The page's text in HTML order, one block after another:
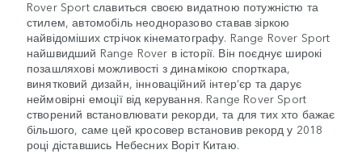
Rover Sport славиться своєю видатною потужністю та
стилем, автомобіль неодноразово ставав зіркою
найвідоміших стрічок кінематографу. Range Rover Sport
найшвидший Range Rover в історії. Він поєднує широкі
позашляхові можливості з динамікою спорткара,
винятковий дизайн, інноваційний інтер’єр та дарує
неймовірні емоції від керування. Range Rover Sport
створений встановлювати рекорди, та для тих хто бажає
більшого, саме цей кросовер встановив рекорд у 2018
році діставшись Небесних Воріт Китаю.